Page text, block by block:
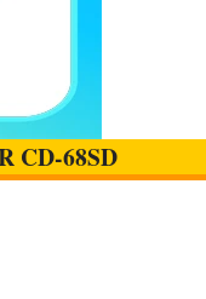
CD-68SD